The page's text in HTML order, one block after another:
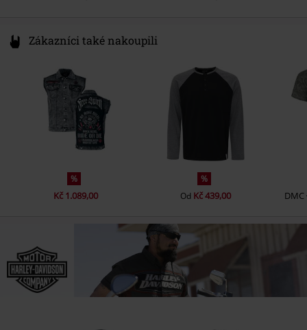
Zákazníci také nakoupili
%
Kč 1.089,00
%
Od Kč 439,00 DMC